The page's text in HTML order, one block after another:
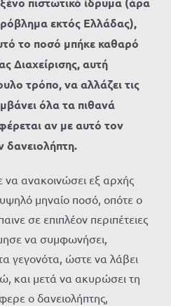
εκτός Ελλάδας),
το ποσό μπήκε καθαρό
Διαχείρισης, αυτή
τρόπο, να αλλάζει τις
όλα τα πιθανά
αν με αυτό τον
δανειολήπτη.
ανακοινώσει εξ αρχής
μηναίο ποσό, οπότε ο
σε επιπλέον περιπέτειες
να συμφωνήσει,
γεγονότα, ώστε να λάβει
και μετά να ακυρώσει τη
ο δανειολήπτης,